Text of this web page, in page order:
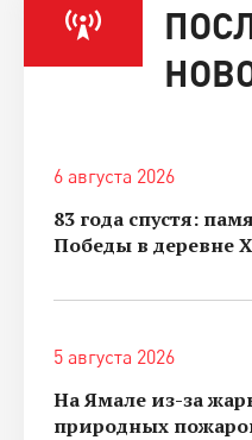
6 августа 2026
83 года спустя:
Победы в деревне
5 августа 2026
На Ямале из-за
природных